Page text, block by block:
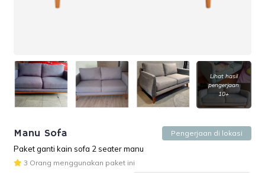
Lihat hasil
pengerjaan
10+
Manu Sofa Pengerjaan di lokasi
Paket ganti kain sofa 2 seater manu
3 Orang menggunakan paket ini